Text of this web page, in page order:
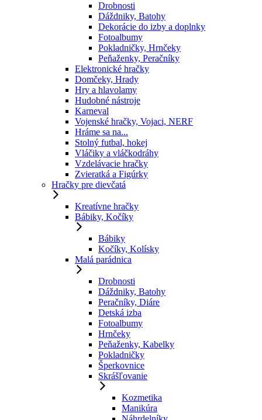
Drobnosti
Dáždniky, Batohy
Dekorácie do izby a doplnky
Fotoalbumy
Pokladničky, Hrnčeky
Peňaženky, Peračníky
Elektronické hračky
Domčeky, Hrady
Hry a hlavolamy
Hudobné nástroje
Karneval
Vojenské hračky, Vojaci, NERF
Hráme sa na...
Stolný futbal, hokej
Vláčiky a vláčkodráhy
Vzdelávacie hračky
Zvieratká a Figúrky
Hračky pre dievčatá
Kreatívne hračky
Bábiky, Kočíky
Bábiky
Kočíky, Kolísky
Malá parádnica
Drobnosti
Dáždniky, Batohy
Peračníky, Diáre
Detská izba
Fotoalbumy
Hrnčeky
Peňaženky, Kabelky
Pokladničky
Šperkovnice
Skrášľovanie
Kozmetika
Manikúra